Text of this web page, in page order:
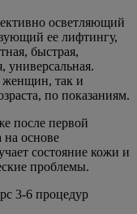
осветляющий
ее лифтингу,
быстрая,
универсальная.
женщин, так и
по показаниям.
после первой
основе
состояние кожи и
проблемы.
3-6 процедур